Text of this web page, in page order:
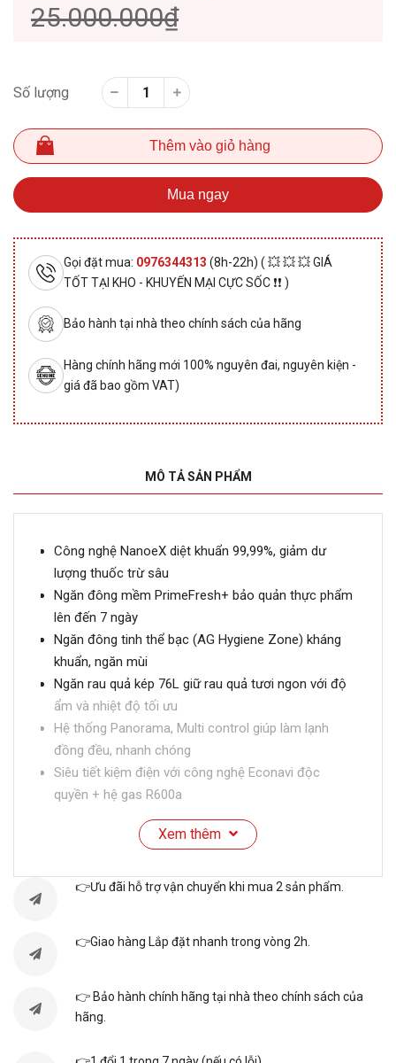
25.000.000₫
Số lượng
Thêm vào giỏ hàng
Mua ngay
Gọi đặt mua: 0976344313 (8h-22h) ( 💥 💥 💥 GIÁ
TỐT TẠI KHO - KHUYẾN MẠI CỰC SỐC ❗❗ )
Bảo hành tại nhà theo chính sách của hãng
Hàng chính hãng mới 100% nguyên đai, nguyên kiện -
giá đã bao gồm VAT)
MÔ TẢ SẢN PHẨM
Công nghệ NanoeX diệt khuẩn 99,99%, giảm dư
lượng thuốc trừ sâu
Ngăn đông mềm PrimeFresh+ bảo quản thực phẩm
lên đến 7 ngày
Ngăn đông tinh thể bạc (AG Hygiene Zone) kháng
khuẩn, ngăn mùi
Ngăn rau quả kép 76L giữ rau quả tươi ngon với độ
ẩm và nhiệt độ tối ưu
Hệ thống Panorama, Multi control giúp làm lạnh
đồng đều, nhanh chóng
Siêu tiết kiệm điện với công nghệ Econavi độc
quyền + hệ gas R600a
Tủ lạnh làm đông siêu tốc, làm đá và vệ sinh khay
gia đình trên 5 người
Kiểu tủ:
Xem thêm
👉Ưu đãi hỗ trợ vận chuyển khi mua 2 sản phẩm.
👉Giao hàng Lắp đặt nhanh trong vòng 2h.
👉 Bảo hành chính hãng tại nhà theo chính sách của
hãng.